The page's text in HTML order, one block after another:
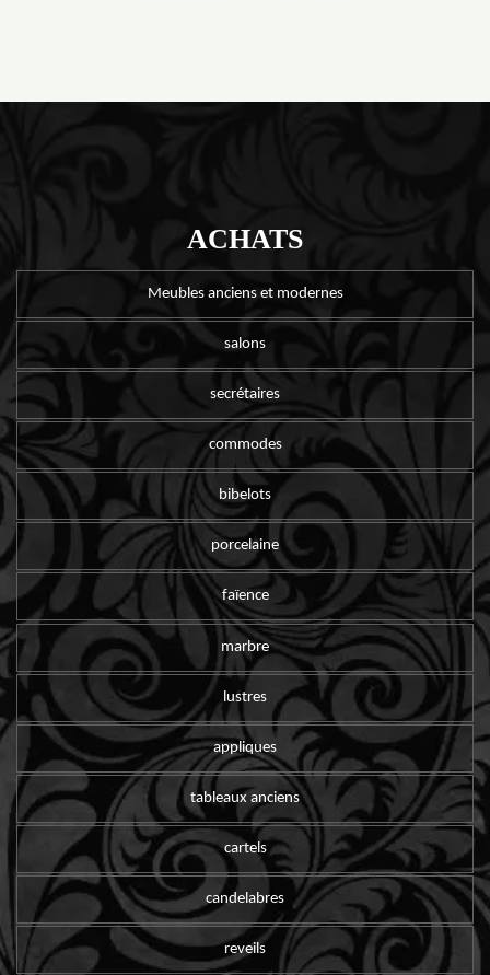
ACHATS
Meubles anciens et modernes
salons
secrétaires
commodes
bibelots
porcelaine
faïence
marbre
lustres
appliques
tableaux anciens
cartels
candelabres
reveils